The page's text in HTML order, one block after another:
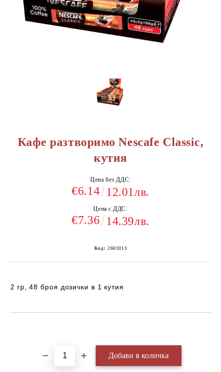
Кафе разтворимо Nescafe Classic,
кутия
Цена без ДДС:
€6.14 12.01лв.
Цена с ДДС:
€7.36 14.39лв.
Код: 2601013
2 гр, 48 броя дозички в 1 кутия